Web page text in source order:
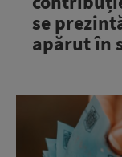
se
apărut în